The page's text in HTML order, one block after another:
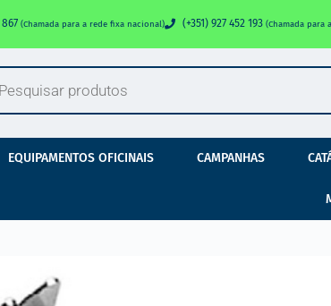
867 (Chamada para a rede fixa nacional) (+351) 927 452 193 (Chamada para
EQUIPAMENTOS OFICINAIS CAMPANHAS